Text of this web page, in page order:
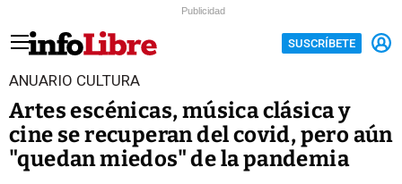
Publicidad
SUSCRÍBETE
ANUARIO CULTURA
Artes escénicas, música clásica y
cine se recuperan del covid, pero aún
"quedan miedos" de la pandemia